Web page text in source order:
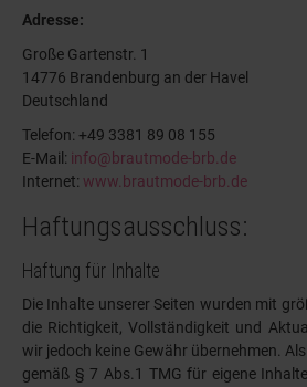
Adresse:
Große Gartenstr. 1
14776 Brandenburg an der Havel
Deutschland
Telefon: +49 3381 89 08 155
E-Mail: info@brautmode-brb.de
Internet: www.brautmode-brb.de
Haftungsausschluss:
Haftung für Inhalte
Die Inhalte unserer Seiten wurden mit
die Richtigkeit, Vollständigkeit und
wir jedoch keine Gewähr übernehmen.
gemäß § 7 Abs.1 TMG für eigene